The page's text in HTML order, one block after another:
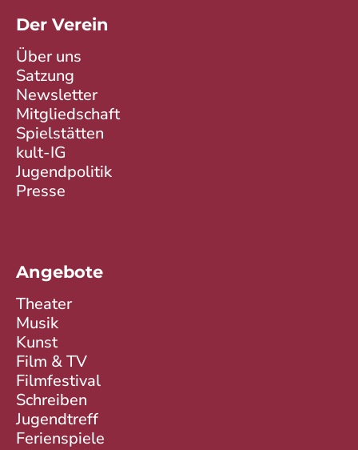
Der Verein
Über uns
Satzung
Newsletter
Mitgliedschaft
Spielstätten
kult-IG
Jugendpolitik
Presse
Angebote
Theater
Musik
Kunst
Film & TV
Filmfestival
Schreiben
Jugendtreff
Ferienspiele